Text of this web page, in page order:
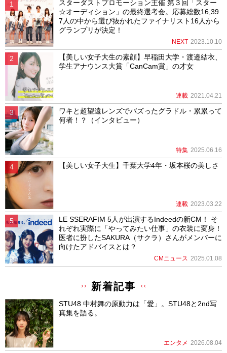
スターダストプロモーション主催 第３回「スター
☆オーディション」の最終選考会。応募総数16,39
7人の中から選び抜かれたファイナリスト16人から
グランプリが決定！
NEXT 2023.10.10
【美しい女子大生の素顔】早稲田大学・渡邉結衣、
学生アナウンス大賞「CanCam賞」の才女
連載 2021.04.21
ワキと超望遠レンズでバズったグラドル・累累って
何者！？（インタビュー）
特集 2025.06.16
【美しい女子大生】千葉大学4年・坂本桜の美しさ
連載 2023.03.22
LE SSERAFIM 5人が出演するIndeedの新CM！ そ
れぞれ実際に「やってみたい仕事」の衣装に変身！
医者に扮したSAKURA（サクラ）さんがメンバーに
向けたアドバイスとは？
CMニュース 2025.01.08
新着記事
STU48 中村舞の原動力は「愛」。STU48と2nd写
真集を語る。
エンタメ 2026.08.04